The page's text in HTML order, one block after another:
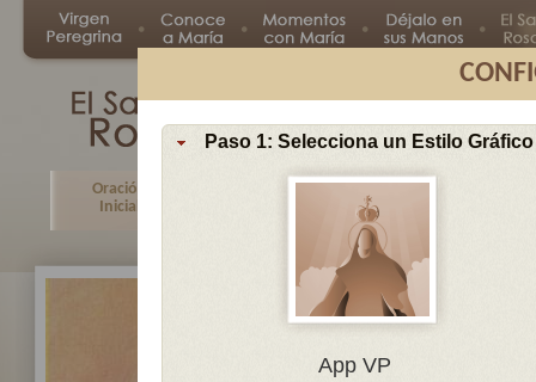
Paso 1: Selecciona un Estilo Gráfico
App VP
Oración
Inicial
Misterio